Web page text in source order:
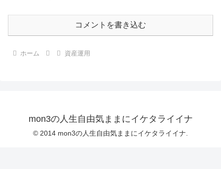
コメントを書き込む
ホーム 資産運用
mon3の人生自由気ままにイケタライイナ
© 2014 mon3の人生自由気ままにイケタライイナ.